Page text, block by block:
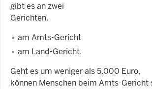
gibt es an zwei
Gerichten.
am Amts-Gericht
am Land-Gericht.
Geht es um weniger als 5.000 Euro,
können Menschen beim Amts-Gericht